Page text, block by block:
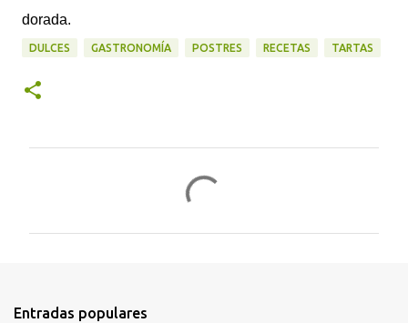
dorada.
DULCES GASTRONOMÍA POSTRES RECETAS TARTAS
t
Entradas populares